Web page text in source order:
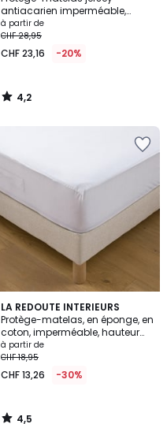
antiacarien imperméable,
hauteur maxi 25 cm
à partir de
CHF 28,95
CHF 23,16 -20%
4,2
/
LA REDOUTE INTERIEURS
Protège-matelas, en éponge, en
coton, imperméable, hauteur
maxi 23 cm
à partir de
CHF 18,95
CHF 13,26 -30%
4,5
/ 5
4,5